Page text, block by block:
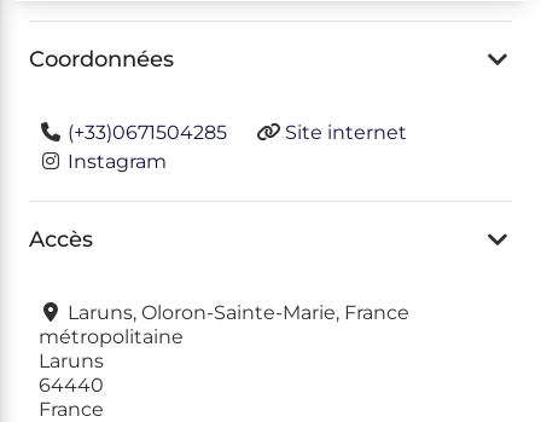
Coordonnées
(+33)0671504285
Site internet
Instagram
Accès
Laruns, Oloron-Sainte-Marie, France
métropolitaine
Laruns
64440
France